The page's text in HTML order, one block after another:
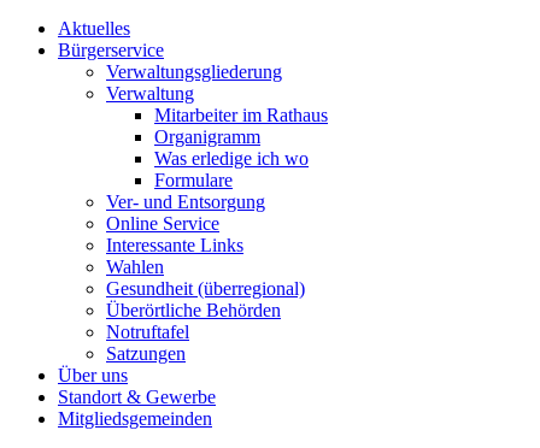
Aktuelles
Bürgerservice
Verwaltungsgliederung
Verwaltung
Mitarbeiter im Rathaus
Organigramm
Was erledige ich wo
Formulare
Ver- und Entsorgung
Online Service
Interessante Links
Wahlen
Gesundheit (überregional)
Überörtliche Behörden
Notruftafel
Satzungen
Über uns
Standort & Gewerbe
Mitgliedsgemeinden